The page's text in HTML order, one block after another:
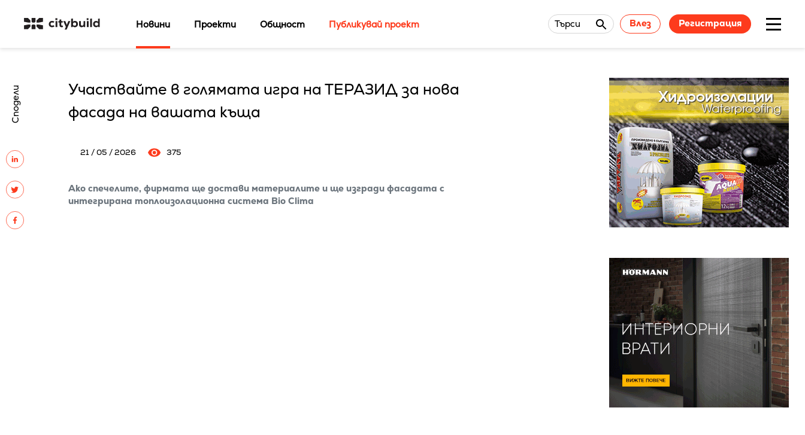
Новини Проекти Общност Публикувай проект Търси Влез Регистрация
Сподели
Участвайте в голямата игра на ТЕРАЗИД за нова
фасада на вашата къща
21 / 05 / 2026 375
Ако спечелите, фирмата ще достави материалите и ще изгради фасадата с
интегрирана топлоизолационна система Bio Clima